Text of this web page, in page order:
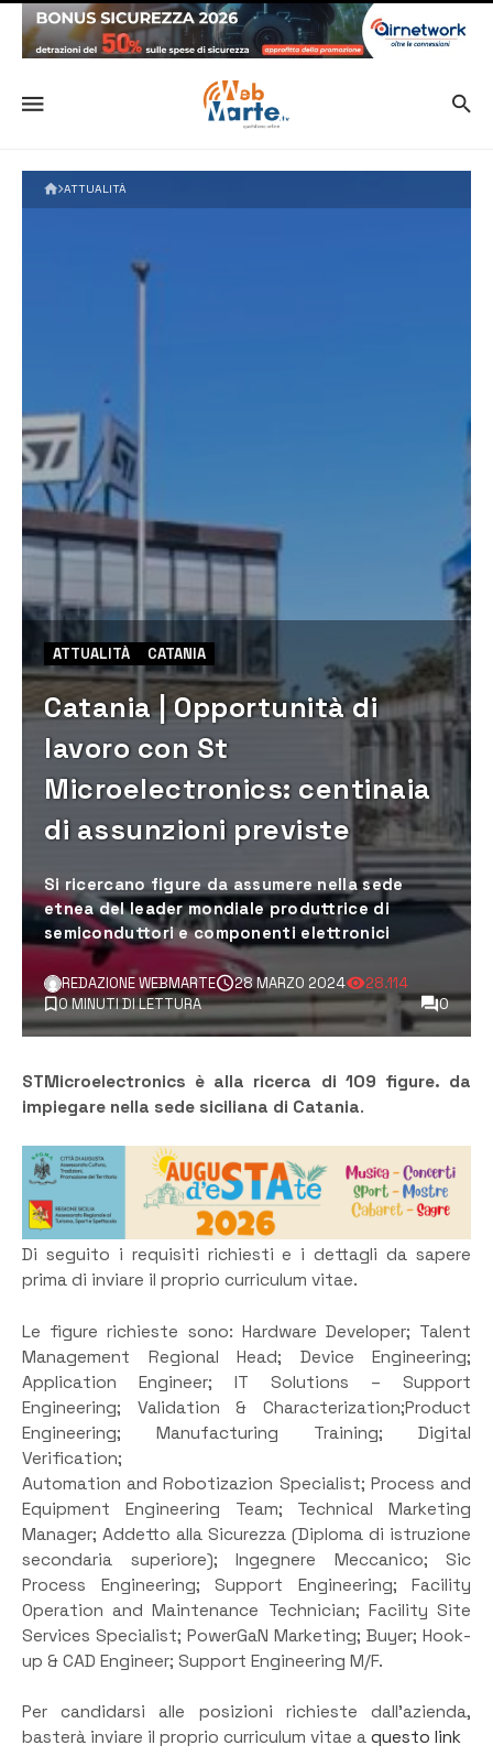
ATTUALITÀ
ATTUALITÀ CATANIA
Catania | Opportunità di
lavoro con St
Microelectronics: centinaia
di assunzioni previste
Si ricercano figure da assumere nella sede
etnea del leader mondiale produttrice di
semiconduttori e componenti elettronici
REDAZIONE WEBMARTE 28 MARZO 2024
28.114
0 MINUTI DI LETTURA
0
STMicroelectronics è alla ricerca di 109 figure. da
impiegare nella sede siciliana di Catania.
Di seguito i requisiti richiesti e i dettagli da sapere
prima di inviare il proprio curriculum vitae.
Le figure richieste sono: Hardware Developer; Talent
Management Regional Head; Device Engineering;
Application Engineer; IT Solutions – Support
Engineering; Validation & Characterization;Product
Engineering; Manufacturing Training; Digital
Verification;
Automation and Robotizazion Specialist; Process and
Equipment Engineering Team; Technical Marketing
Manager; Addetto alla Sicurezza (Diploma di istruzione
secondaria superiore); Ingegnere Meccanico; Sic
Process Engineering; Support Engineering; Facility
Operation and Maintenance Technician; Facility Site
Services Specialist; PowerGaN Marketing; Buyer; Hook-
up & CAD Engineer; Support Engineering M/F.
Per candidarsi alle posizioni richieste dall’azienda,
basterà inviare il proprio curriculum vitae a questo link